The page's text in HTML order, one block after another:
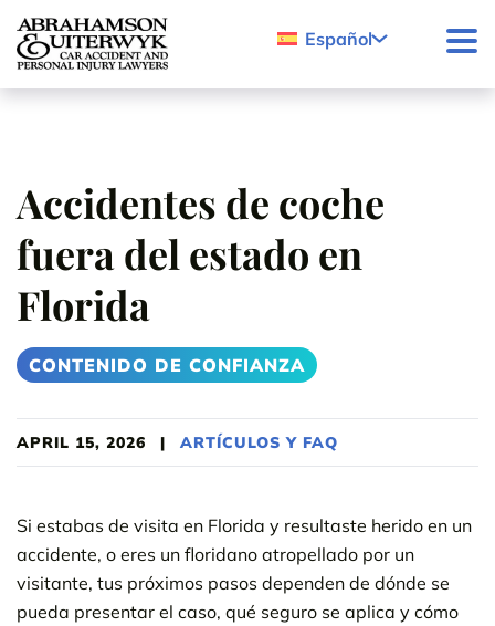
Skip to content
Español
Accidentes de coche
fuera del estado en
Florida
CONTENIDO DE CONFIANZA
APRIL 15, 2026 | ARTÍCULOS Y FAQ
Si estabas de visita en Florida y resultaste herido en un
accidente, o eres un floridano atropellado por un
visitante, tus próximos pasos dependen de dónde se
pueda presentar el caso, qué seguro se aplica y cómo